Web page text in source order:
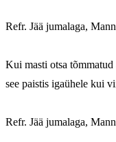
Refr. Jää jumalaga,
Kui masti otsa tõmmatud
see paistis igaühele kui
Refr. Jää jumalaga,